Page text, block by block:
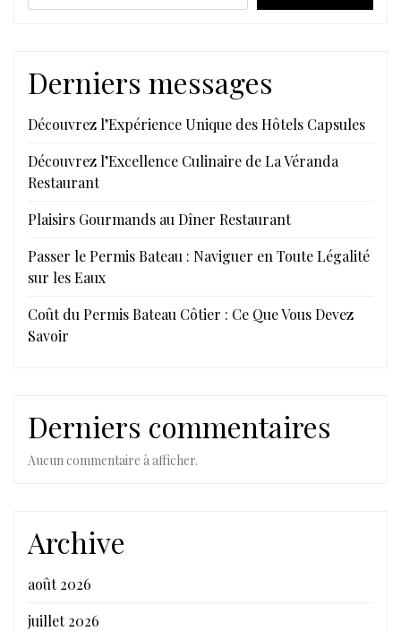
Derniers messages
Découvrez l’Expérience Unique des Hôtels Capsules
Découvrez l’Excellence Culinaire de La Véranda
Restaurant
Plaisirs Gourmands au Dîner Restaurant
Passer le Permis Bateau : Naviguer en Toute Légalité
sur les Eaux
Coût du Permis Bateau Côtier : Ce Que Vous Devez
Savoir
Derniers commentaires
Aucun commentaire à afficher.
Archive
août 2026
juillet 2026